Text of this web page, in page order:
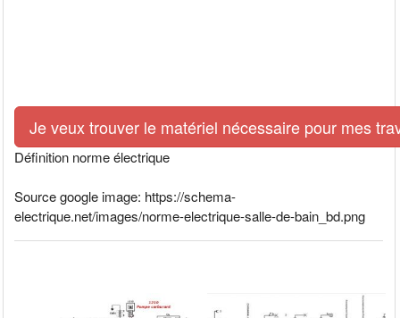
Je veux trouver le matériel nécessaire pour mes
Définition norme électrique
Source google image: https://schema-
electrique.net/images/norme-electrique-salle-de-bain_bd.png